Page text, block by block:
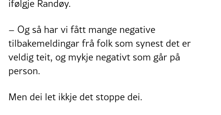
ifølgje Randøy.
– Og så har vi fått mange negative
tilbakemeldingar frå folk som synest det er
veldig teit, og mykje negativt som går på
person.
Men dei let ikkje det stoppe dei.